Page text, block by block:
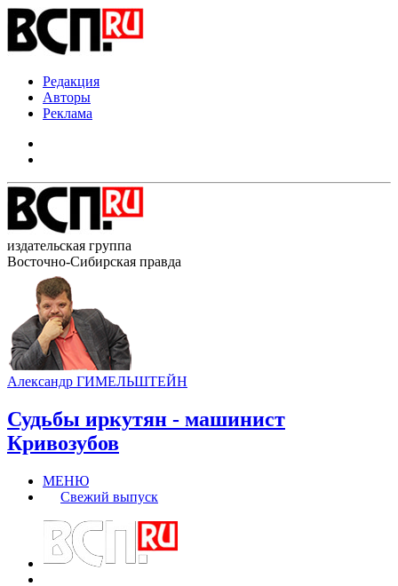
Редакция
Авторы
Реклама
издательская группа
Восточно-Сибирская правда
Александр ГИМЕЛЬШТЕЙН
Судьбы иркутян - машинист
Кривозубов
МЕНЮ
Свежий выпуск